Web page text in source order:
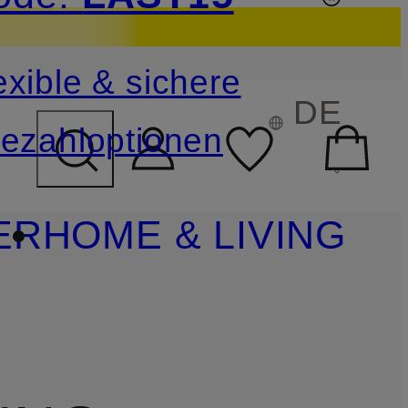
ÜBERSPRINGEN
& sichere
DE
HOME & LIVING